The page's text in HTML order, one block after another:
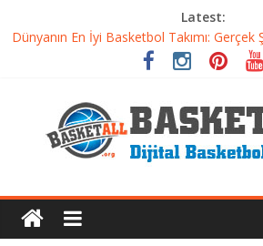
Latest:
Dünyanın En İyi Basketbol Takımı: Gerçek
Etkili Basketbol Antrenmanı Nasıl Olmalı
Basketbolcu Beslenmesi: Performansı
Basketbolda Şut Antrenmanı ve Grafik
Iverson’dan Kyrie’e: Top Sürme Sanatının